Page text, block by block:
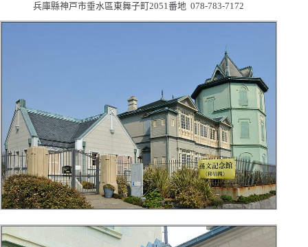
兵庫縣神戸市垂水區東舞子町2051番地 078-783-7172